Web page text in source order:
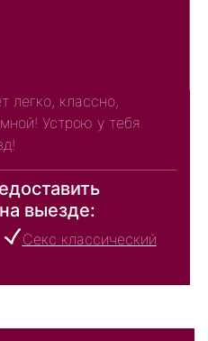
легко, классно,
Устрою у тебя
выезде:
Секс классический